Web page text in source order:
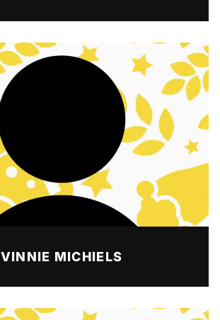
VINNIE MICHIELS